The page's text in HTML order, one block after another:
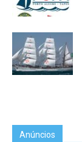
Anúncios